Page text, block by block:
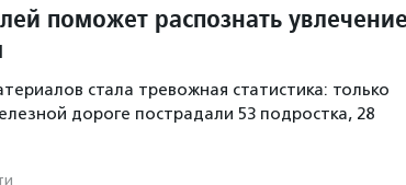
поможет распознать
стала тревожная статистика: только
дороге пострадали 53 подростка, 28